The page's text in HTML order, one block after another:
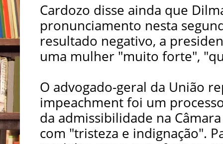
Cardozo disse ainda que
pronunciamento nesta
resultado negativo, a
uma mulher "muito forte",
O advogado-geral da União
impeachment foi um
da admissibilidade na
com "tristeza e indignação".